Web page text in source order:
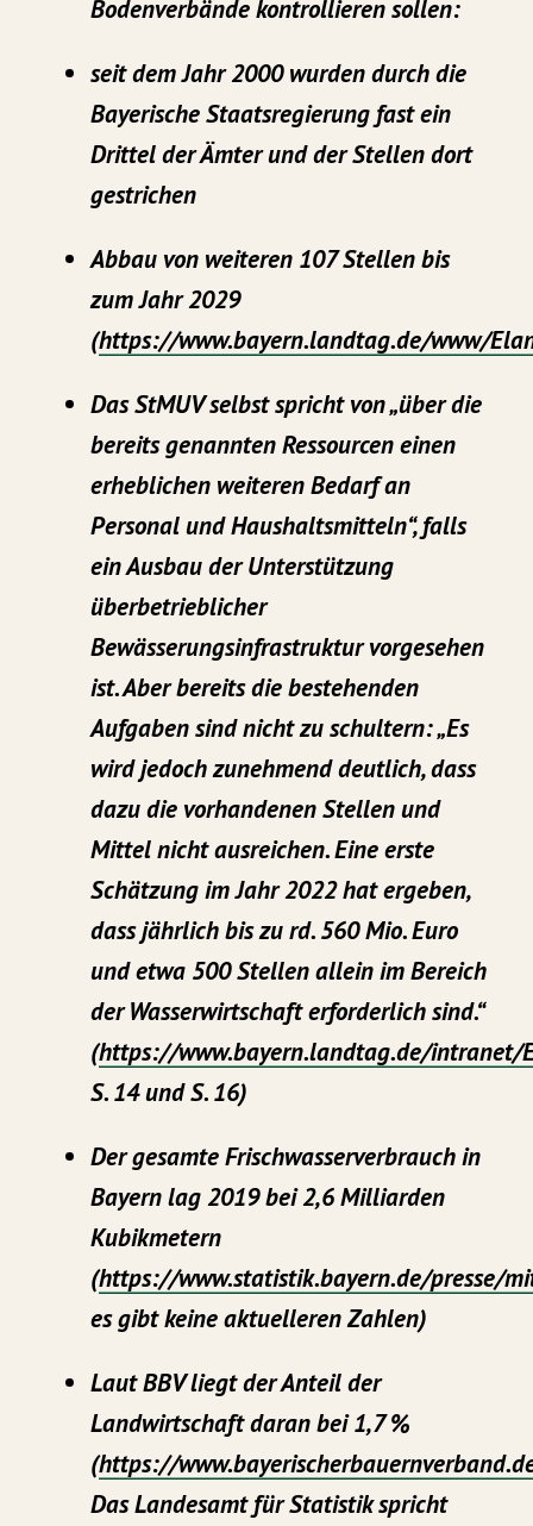
Bodenverbände kontrollieren sollen:
seit dem Jahr 2000 wurden durch die
Bayerische Staatsregierung fast ein
Drittel der Ämter und der Stellen dort
gestrichen
Abbau von weiteren 107 Stellen bis
zum Jahr 2029
(https://www.bayern.landtag.de/www/
Das StMUV selbst spricht von „über die
bereits genannten Ressourcen einen
erheblichen weiteren Bedarf an
Personal und Haushaltsmitteln“, falls
ein Ausbau der Unterstützung
überbetrieblicher
Bewässerungsinfrastruktur vorgesehen
ist. Aber bereits die bestehenden
Aufgaben sind nicht zu schultern: „Es
wird jedoch zunehmend deutlich, dass
dazu die vorhandenen Stellen und
Mittel nicht ausreichen. Eine erste
Schätzung im Jahr 2022 hat ergeben,
dass jährlich bis zu rd. 560 Mio. Euro
und etwa 500 Stellen allein im Bereich
der Wasserwirtschaft erforderlich sind.“
(https://www.bayern.landtag.de/intranet/
S. 14 und S. 16)
Der gesamte Frischwasserverbrauch in
Bayern lag 2019 bei 2,6 Milliarden
Kubikmetern
(https://www.statistik.bayern.de/presse/
es gibt keine aktuelleren Zahlen)
Laut BBV liegt der Anteil der
Landwirtschaft daran bei 1,7 %
(https://
Das Landesamt für Statistik spricht